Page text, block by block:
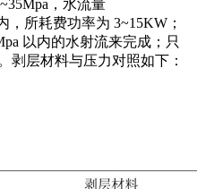
，水流量
，所耗费功率为 3~15KW；
以内的水射流来完成；只
剥层材料与压力对照如下：